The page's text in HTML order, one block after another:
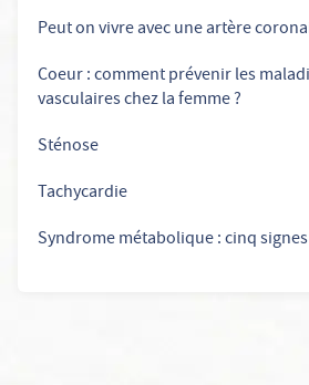
Peut on vivre avec une artère
Coeur : comment prévenir les
vasculaires chez la femme ?
Sténose
Tachycardie
Syndrome métabolique : cinq